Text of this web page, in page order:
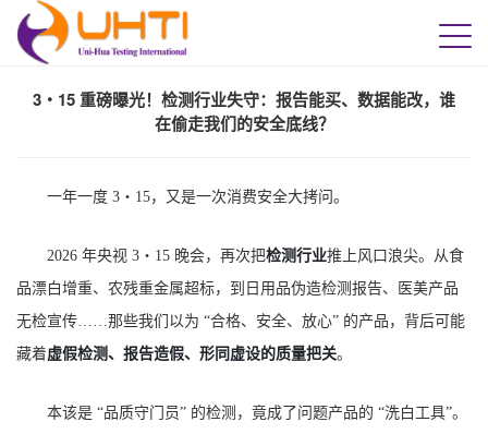
3・15 重磅曝光！检测行业失守：报告能买、数据能改，谁
在偷走我们的安全底线？
一年一度 3・15，又是一次消费安全大拷问。
2026 年央视 3・15 晚会，再次把检测行业推上风口浪尖。从食
品漂白增重、农残重金属超标，到日用品伪造检测报告、医美产品
无检宣传……那些我们以为 “合格、安全、放心” 的产品，背后可能
藏着虚假检测、报告造假、形同虚设的质量把关。
本该是 “品质守门员” 的检测，竟成了问题产品的 “洗白工具”。